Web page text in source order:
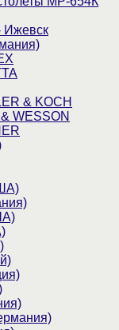
Ижевск
& KOCH
WESSON